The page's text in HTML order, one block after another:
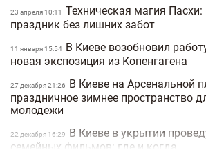
23 апреля 10:11
Техническая магия Пасхи:
праздник без лишних забот
11 января 15:54 В Киеве возобновил
новая экспозиция из Копенгагена
27 декабря 21:26
В Киеве на Арсенальной
праздничное зимнее пространство
молодежи
22 декабря 16:29
В Киеве в укрытии
семейных фильмов: где и когда